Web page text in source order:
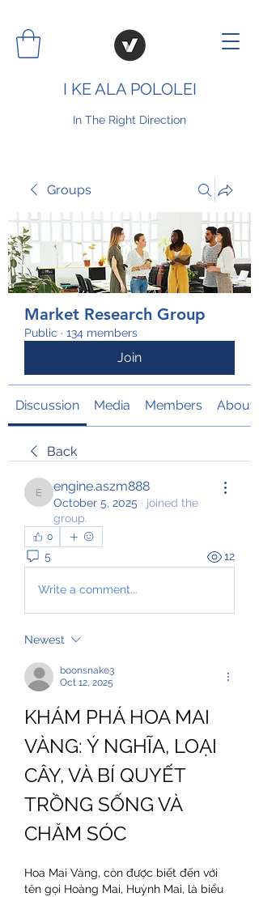
I KE ALA POLOLEI
In The Right Direction
Groups
Market Research Group
Public · 134 members
Join
Discussion Media Members About
Back
engine.aszm888
engine.aszm888
October 5, 2025 · joined the
group.
0
5 12
Write a comment...
Newest
boonsnake3
Oct 12, 2025
KHÁM PHÁ HOA MAI
VÀNG: Ý NGHĨA, LOẠI
CÂY, VÀ BÍ QUYẾT
TRỒNG SỐNG VÀ
CHĂM SÓC
Hoa Mai Vàng, còn được biết đến với
tên gọi Hoàng Mai, Huỳnh Mai, là biểu